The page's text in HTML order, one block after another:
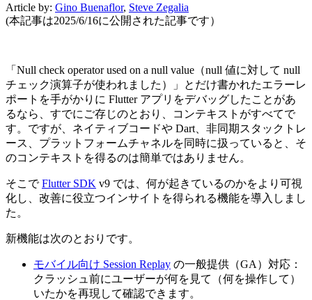
Article by: Gino Buenaflor, Steve Zegalia
(本記事は2025/6/16に公開された記事です）
「Null check operator used on a null value（null 値に対して null
チェック演算子が使われました）」とだけ書かれたエラーレ
ポートを手がかりに Flutter アプリをデバッグしたことがあ
るなら、すでにご存じのとおり、コンテキストがすべてで
す。ですが、ネイティブコードや Dart、非同期スタックトレ
ース、プラットフォームチャネルを同時に扱っていると、そ
のコンテキストを得るのは簡単ではありません。
そこでFlutter SDK v9 では、何が起きているのかをより可視
化し、改善に役立つインサイトを得られる機能を導入しまし
た。
新機能は次のとおりです。
モバイル向け Session Replay の一般提供（GA）対応：
クラッシュ前にユーザーが何を見て（何を操作して）
いたかを再現して確認できます。